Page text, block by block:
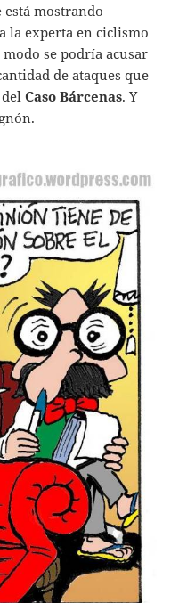
mostrando
la experta en ciclismo
se podría acusar
de ataques que
delCaso Bárcenas. Y